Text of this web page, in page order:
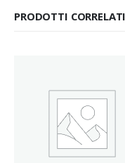
PRODOTTI CORRELATI